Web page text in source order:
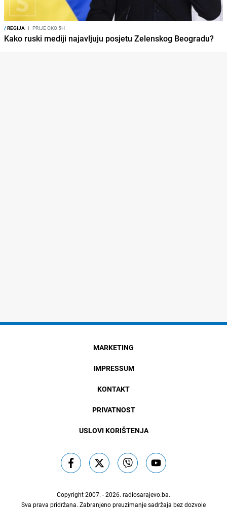
/REGIJA I PRIJE OKO 5H
Kako ruski mediji najavljuju posjetu Zelenskog Beogradu?
MARKETING
IMPRESSUM
KONTAKT
PRIVATNOST
USLOVI KORIŠTENJA
Copyright 2007. - 2026. radiosarajevo.ba.
Sva prava pridržana. Zabranjeno preuzimanje sadržaja bez dozvole